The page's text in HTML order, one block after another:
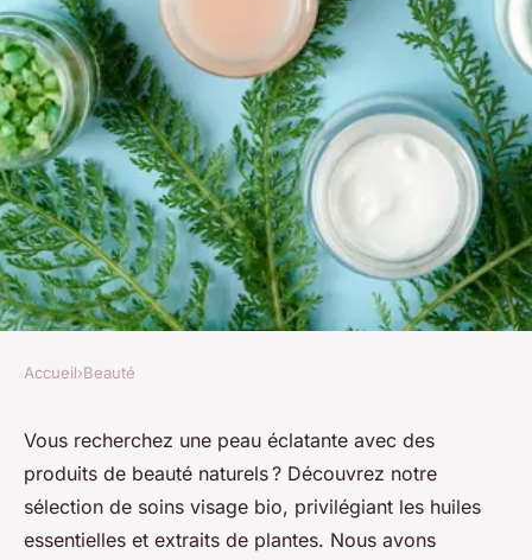
Les meilleurs produits de
beauté naturels pour une peau
éclatante
Accueil›Beauté
Vous recherchez une peau éclatante avec des
produits de beauté naturels ? Découvrez notre
sélection de soins visage bio, privilégiant les huiles
essentielles et extraits de plantes. Nous avons